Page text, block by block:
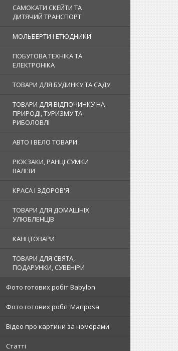
САМОКАТИ СКЕЙТИ ТА
ДИТЯЧИЙ ТРАНСПОРТ
МОЛЬБЕРТИ І ЕТЮДНИКИ
ПОБУТОВА ТЕХНІКА ТА
ЕЛЕКТРОНІКА
ТОВАРИ ДЛЯ БУДИНКУ ТА САДУ
ТОВАРИ ДЛЯ ВІДПОЧИНКУ НА
ПРИРОДІ, ТУРИЗМУ ТА
РИБОЛОВЛІ
АВТО І ВЕЛО ТОВАРИ
РЮКЗАКИ, РАНЦІ СУМКИ
ВАЛІЗИ
КРАСА І ЗДОРОВ'Я
ТОВАРИ ДЛЯ ДОМАШНІХ
УЛЮБЛЕНЦІВ
КАНЦТОВАРИ
ТОВАРИ ДЛЯ СВЯТА,
ПОДАРУНКИ, СУВЕНІРИ
Фото готових робіт Babylon
Фото готових робіт Mariposa
Відео про картини за номерами
Статті